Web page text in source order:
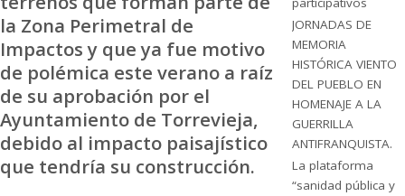
la Zona Perimetral de
Impactos y que ya fue motivo
de polémica este verano a raíz
de su aprobación por el
Ayuntamiento de Torrevieja,
debido al impacto paisajístico
que tendría su construcción.
JORNADAS DE
MEMORIA
HISTÓRICA VIENTO
DEL PUEBLO EN
HOMENAJE A LA
GUERRILLA
ANTIFRANQUISTA.
La plataforma
“sanidad pública y